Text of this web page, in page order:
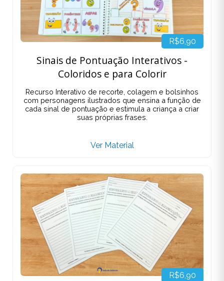
R$6,90
Sinais de Pontuação Interativos -
Coloridos e para Colorir
Recurso Interativo de recorte, colagem e bolsinhos
com personagens ilustrados que ensina a função de
cada sinal de pontuação e estimula a criança a criar
suas próprias frases.
Ver Material
R$6,90